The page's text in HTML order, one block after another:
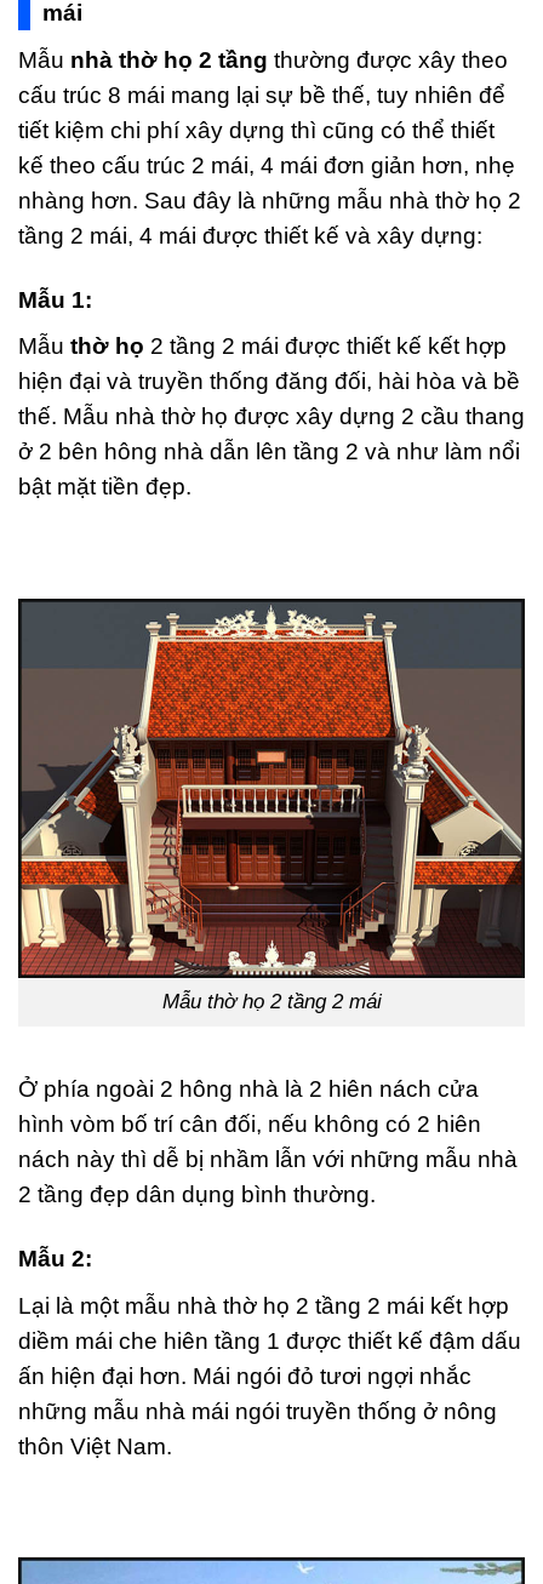
mái
Mẫu nhà thờ họ 2 tầng thường được xây theo
cấu trúc 8 mái mang lại sự bề thế, tuy nhiên để
tiết kiệm chi phí xây dựng thì cũng có thể thiết
kế theo cấu trúc 2 mái, 4 mái đơn giản hơn, nhẹ
nhàng hơn. Sau đây là những mẫu nhà thờ họ 2
tầng 2 mái, 4 mái được thiết kế và xây dựng:
Mẫu 1:
Mẫu thờ họ 2 tầng 2 mái được thiết kế kết hợp
hiện đại và truyền thống đăng đối, hài hòa và bề
thế. Mẫu nhà thờ họ được xây dựng 2 cầu thang
ở 2 bên hông nhà dẫn lên tầng 2 và như làm nổi
bật mặt tiền đẹp.
Mẫu thờ họ 2 tầng 2 mái
Ở phía ngoài 2 hông nhà là 2 hiên nách cửa
hình vòm bố trí cân đối, nếu không có 2 hiên
nách này thì dễ bị nhầm lẫn với những mẫu nhà
2 tầng đẹp dân dụng bình thường.
Mẫu 2:
Lại là một mẫu nhà thờ họ 2 tầng 2 mái kết hợp
diềm mái che hiên tầng 1 được thiết kế đậm dấu
ấn hiện đại hơn. Mái ngói đỏ tươi ngợi nhắc
những mẫu nhà mái ngói truyền thống ở nông
thôn Việt Nam.